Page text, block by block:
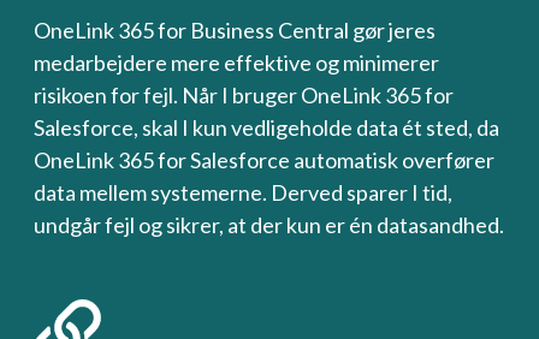
OneLink 365 for Business Central gør jeres
medarbejdere mere effektive og minimerer
risikoen for fejl. Når I bruger OneLink 365 for
Salesforce, skal I kun vedligeholde data ét sted, da
OneLink 365 for Salesforce automatisk overfører
data mellem systemerne. Derved sparer I tid,
undgår fejl og sikrer, at der kun er én datasandhed.